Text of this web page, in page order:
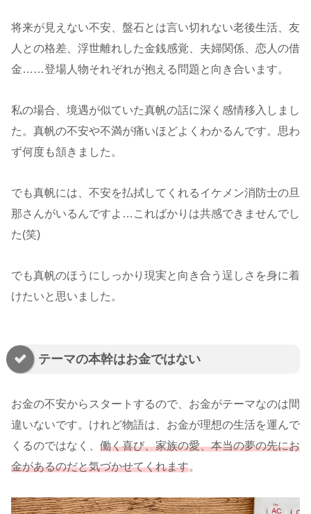
将来が見えない不安、盤石とは言い切れない老後生活、友
人との格差、浮世離れした金銭感覚、夫婦関係、恋人の借
金……登場人物それぞれが抱える問題と向き合います。
私の場合、境遇が似ていた真帆の話に深く感情移入しまし
た。真帆の不安や不満が痛いほどよくわかるんです。思わ
ず何度も頷きました。
でも真帆には、不安を払拭してくれるイケメン消防士の旦
那さんがいるんですよ…こればかりは共感できませんでし
た(笑)
でも真帆のほうにしっかり現実と向き合う逞しさを身に着
けたいと思いました。
テーマの本幹はお金ではない
お金の不安からスタートするので、お金がテーマなのは間
違いないです。けれど物語は、お金が理想の生活を運んで
くるのではなく、 働く喜び、家族の愛、本当の夢の先にお
金があるのだと気づかせてくれます。